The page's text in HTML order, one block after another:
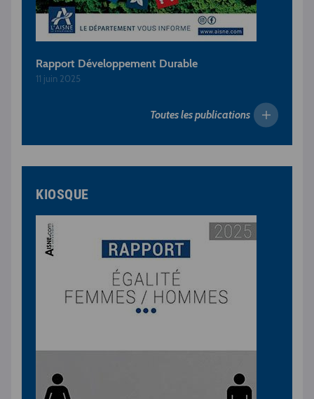
Rapport Développement Durable
11 juin 2025
Toutes les publications
KIOSQUE